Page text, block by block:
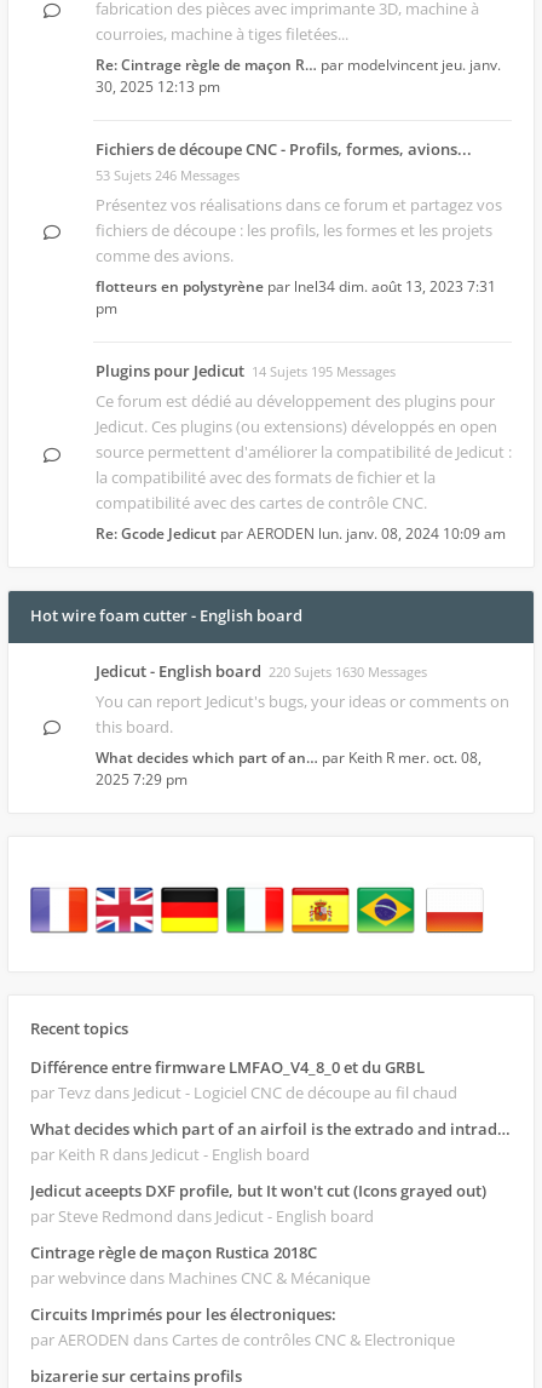
fabrication des pièces avec imprimante 3D, machine à
courroies, machine à tiges filetées...
Re: Cintrage règle de maçon R… par modelvincent jeu. janv.
30, 2025 12:13 pm
Fichiers de découpe CNC - Profils, formes, avions...
53 Sujets 246 Messages
Présentez vos réalisations dans ce forum et partagez vos
fichiers de découpe : les profils, les formes et les projets
comme des avions.
flotteurs en polystyrène par lnel34dim. août 13, 2023 7:31
pm
Plugins pour Jedicut 14 Sujets 195 Messages
Ce forum est dédié au développement des plugins pour
Jedicut. Ces plugins (ou extensions) développés en open
source permettent d'améliorer la compatibilité de Jedicut :
la compatibilité avec des formats de fichier et la
compatibilité avec des cartes de contrôle CNC.
Re: Gcode Jedicut parAERODEN lun. janv. 08, 2024 10:09 am
Hot wire foam cutter - English board
Jedicut - English board 220 Sujets 1630 Messages
You can report Jedicut's bugs, your ideas or comments on
this board.
What decides which part of an… par Keith R mer. oct. 08,
2025 7:29 pm
Recent topics
Différence entre firmware LMFAO_V4_8_0 et du GRBL
par Tevz dans Jedicut - Logiciel CNC de découpe au fil chaud
What decides which part of an airfoil is the extrado and intrado?
par Keith R dans Jedicut - English board
Jedicut aceepts DXF profile, but It won't cut (Icons grayed out)
par Steve Redmond dans Jedicut - English board
Cintrage règle de maçon Rustica 2018C
par webvince dans Machines CNC & Mécanique
Circuits Imprimés pour les électroniques:
par AERODEN dans Cartes de contrôles CNC & Electronique
bizarerie sur certains profils